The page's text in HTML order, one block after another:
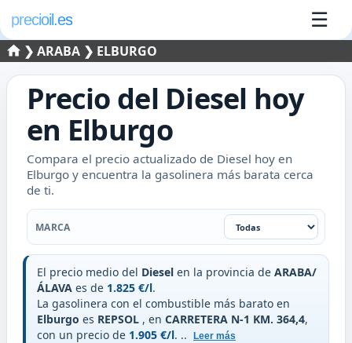
precioil.es ☰
❯ARABA ❯ ELBURGO
Precio del Diesel hoy
en Elburgo
Compara el precio actualizado de Diesel hoy en
Elburgo y encuentra la gasolinera más barata cerca
de ti.
Filtrar por marca
MARCA
El precio medio del Diesel en la provincia de ARABA/
ÁLAVA es de 1.825 €/l.
La gasolinera con el combustible más barato en
Elburgo es REPSOL , en CARRETERA N-1 KM. 364,4,
con un precio de 1.905 €/l. .. Leer más